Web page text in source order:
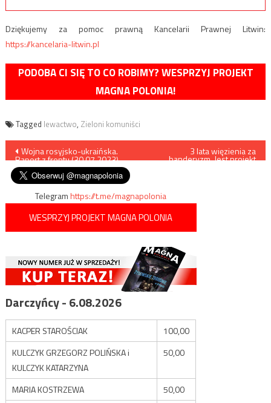
Dziękujemy za pomoc prawną Kancelarii Prawnej Litwin:
https://kancelaria-litwin.pl
PODOBA CI SIĘ TO CO ROBIMY? WESPRZYJ PROJEKT
MAGNA POLONIA!
Tagged lewactwo, Zieloni komuniści
Nawigacja
wpisu
Wojna rosyjsko-ukraińska.
Raport z frontu (30.07.2023)
3 lata więzienia za
banderyzm. Jest projekt
Telegramhttps://t.me/magnapolonia
WESPRZYJ PROJEKT MAGNA POLONIA
Darczyńcy - 6.08.2026
KACPER STAROŚCIAK
100,00
KULCZYK GRZEGORZ POLIŃSKA i
KULCZYK KATARZYNA
50,00
MARIA KOSTRZEWA 50,00